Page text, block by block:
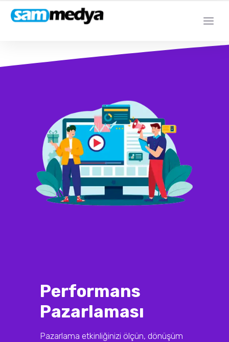
Performans
Pazarlaması
Pazarlama etkinliğinizi ölçün, dönüşüm